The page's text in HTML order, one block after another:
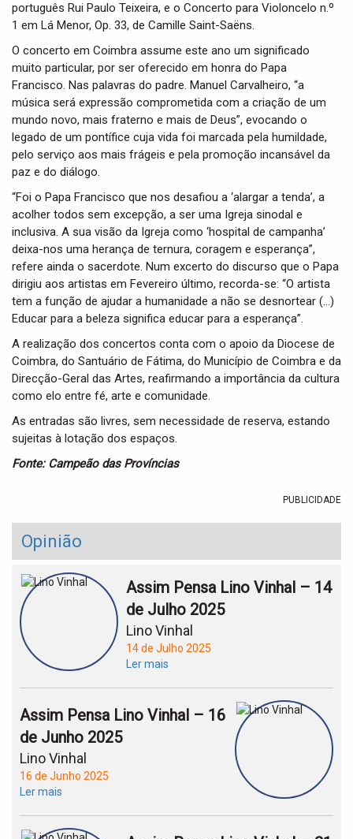
português Rui Paulo Teixeira, e o Concerto para Violoncelo n.º
1 em Lá Menor, Op. 33, de Camille Saint-Saëns.
O concerto em Coimbra assume este ano um significado
muito particular, por ser oferecido em honra do Papa
Francisco. Nas palavras do padre. Manuel Carvalheiro, “a
música será expressão comprometida com a criação de um
mundo novo, mais fraterno e mais de Deus”, evocando o
legado de um pontífice cuja vida foi marcada pela humildade,
pelo serviço aos mais frágeis e pela promoção incansável da
paz e do diálogo.
“Foi o Papa Francisco que nos desafiou a ‘alargar a tenda’, a
acolher todos sem excepção, a ser uma Igreja sinodal e
inclusiva. A sua visão da Igreja como ‘hospital de campanha’
deixa-nos uma herança de ternura, coragem e esperança”,
refere ainda o sacerdote. Num excerto do discurso que o Papa
dirigiu aos artistas em Fevereiro último, recorda-se: “O artista
tem a função de ajudar a humanidade a não se desnortear (…)
Educar para a beleza significa educar para a esperança”.
A realização dos concertos conta com o apoio da Diocese de
Coimbra, do Santuário de Fátima, do Município de Coimbra e da
Direcção-Geral das Artes, reafirmando a importância da cultura
como elo entre fé, arte e comunidade.
As entradas são livres, sem necessidade de reserva, estando
sujeitas à lotação dos espaços.
Fonte: Campeão das Províncias
PUBLICIDADE
Opinião
Assim Pensa Lino Vinhal – 14
de Julho 2025
Lino Vinhal
14 de Julho 2025
Ler mais
Assim Pensa Lino Vinhal – 16
de Junho 2025
Lino Vinhal
16 de Junho 2025
Ler mais